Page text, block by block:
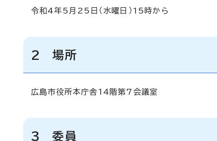
令和4年5月25日（水曜日）15時から
2 場所
広島市役所本庁舎14階第7会議室
3 委員